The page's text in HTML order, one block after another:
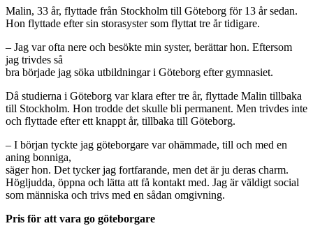
Malin, 33 år, flyttade från Stockholm till Göteborg för 13 år sedan.
Hon flyttade efter sin storasyster som flyttat tre år tidigare.
– Jag var ofta nere och besökte min syster, berättar hon. Eftersom
jag trivdes så
bra började jag söka utbildningar i Göteborg efter gymnasiet.
Då studierna i Göteborg var klara efter tre år, flyttade Malin tillbaka
till Stockholm. Hon trodde det skulle bli permanent. Men trivdes inte
och flyttade efter ett knappt år, tillbaka till Göteborg.
– I början tyckte jag göteborgare var ohämmade, till och med en
aning bonniga,
säger hon. Det tycker jag fortfarande, men det är ju deras charm.
Högljudda, öppna och lätta att få kontakt med. Jag är väldigt social
som människa och trivs med en sådan omgivning.
Pris för att vara go göteborgare